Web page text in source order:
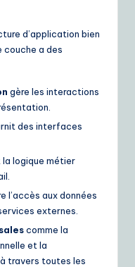
d’application bien
couche a des
gère les interactions
des interfaces
logique métier
l’accès aux données
externes.
comme la
et la
travers toutes les